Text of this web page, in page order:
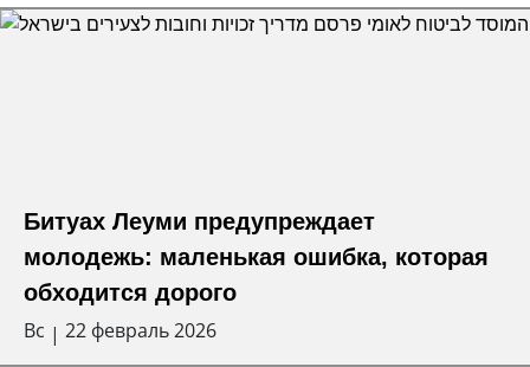
Битуах Леуми предупреждает
молодежь: маленькая ошибка, которая
обходится дорого
Вс | 22 февраль 2026